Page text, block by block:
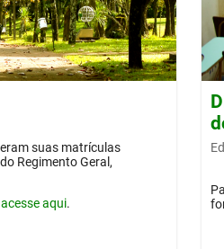
suas matrículas
Regimento Geral,
acesse aqui.